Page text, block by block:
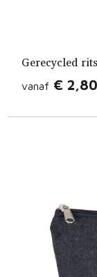
Gerecycled
vanaf € 2,80